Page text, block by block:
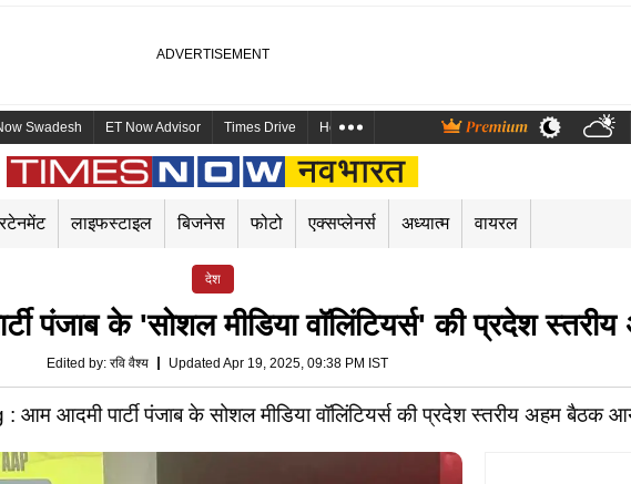
Swadesh ET Now Advisor Times Drive Health and Me Marathi Bengali Telugu
लाइफस्टाइल बिजनेस फोटो एक्सप्लेनर्स अध्यात्म वायरल
देश
पंजाब के 'सोशल मीडिया वॉलिंटियर्स' की प्रदेश
Edited by: रवि वैश्य Updated Apr 19, 2025, 09:38 PM IST
आदमी पार्टी पंजाब के सोशल मीडिया वॉलिंटियर्स की प्रदेश स्तरीय अहम बैठक